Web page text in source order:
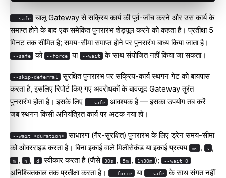
--safe चालू Gateway से सक्रिय कार्य की पूर्व-जाँच करने और उस कार्य के
समाप्त होने के बाद एक समेकित पुनरारंभ शेड्यूल करने को कहता है। प्रतीक्षा 5
मिनट तक सीमित है; समय-सीमा समाप्त होने पर पुनरारंभ बाध्य किया जाता है।
--safe को --force या --wait के साथ संयोजित नहीं किया जा सकता।
--skip-deferral सुरक्षित पुनरारंभ पर सक्रिय-कार्य स्थगन गेट को बायपास
करता है, इसलिए रिपोर्ट किए गए अवरोधकों के बावजूद Gateway तुरंत
पुनरारंभ होता है। इसके लिए
--safe आवश्यक है — इसका उपयोग तब करें
जब स्थगन किसी अनियंत्रित कार्य पर अटक गया हो।
--wait <duration> साधारण (गैर-सुरक्षित) पुनरारंभ के लिए ड्रेन समय-सीमा
को ओवरराइड करता है। बिना इकाई वाले मिलीसेकंड या इकाई प्रत्यय
ms , s ,
m , h , d स्वीकार करता है (जैसे 30s , 5m , 1h30m ); --wait 0
अनिश्चितकाल तक प्रतीक्षा करता है। --force या --safe
के साथ संगत नहीं